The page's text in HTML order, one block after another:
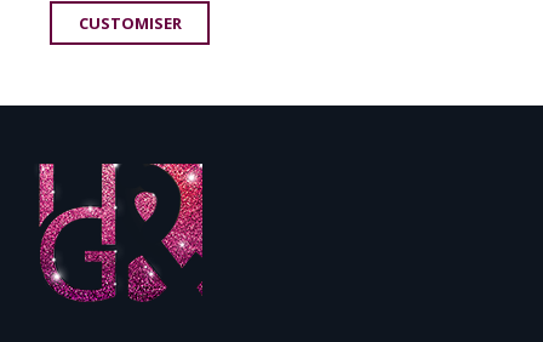
CUSTOMISER